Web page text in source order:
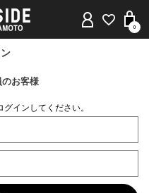
0
のお客様
インしてください。